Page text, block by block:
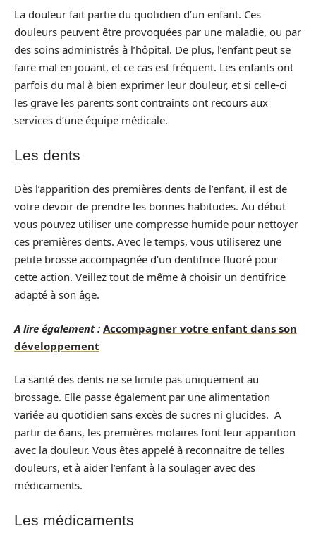
La douleur fait partie du quotidien d’un enfant. Ces
douleurs peuvent être provoquées par une maladie, ou par
des soins administrés à l’hôpital. De plus, l’enfant peut se
faire mal en jouant, et ce cas est fréquent. Les enfants ont
parfois du mal à bien exprimer leur douleur, et si celle-ci
les grave les parents sont contraints ont recours aux
services d’une équipe médicale.
Les dents
Dès l’apparition des premières dents de l’enfant, il est de
votre devoir de prendre les bonnes habitudes. Au début
vous pouvez utiliser une compresse humide pour nettoyer
ces premières dents. Avec le temps, vous utiliserez une
petite brosse accompagnée d’un dentifrice fluoré pour
cette action. Veillez tout de même à choisir un dentifrice
adapté à son âge.
A lire également : Accompagner votre enfant dans son
développement
La santé des dents ne se limite pas uniquement au
brossage. Elle passe également par une alimentation
variée au quotidien sans excès de sucres ni glucides. A
partir de 6ans, les premières molaires font leur apparition
avec la douleur. Vous êtes appelé à reconnaitre de telles
douleurs, et à aider l’enfant à la soulager avec des
médicaments.
Les médicaments